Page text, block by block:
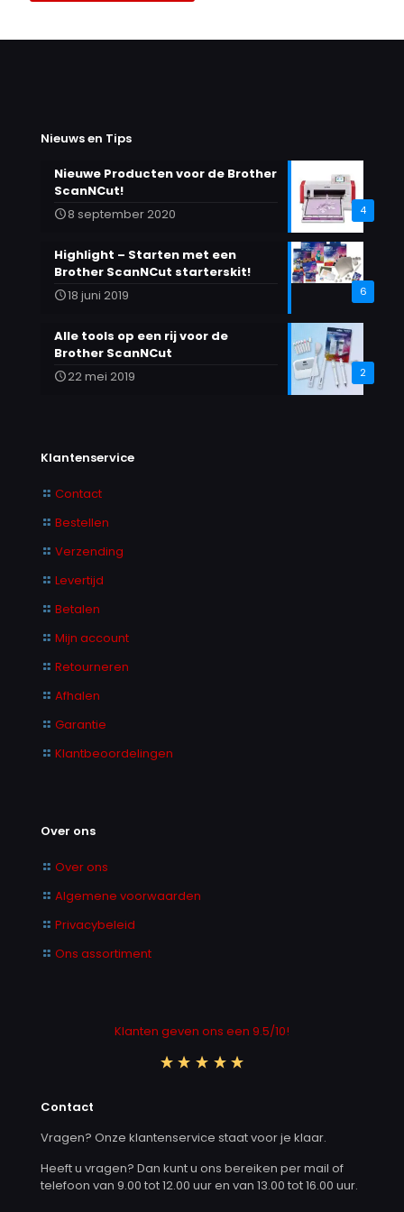
Nieuws en Tips
4
Nieuwe Producten voor de Brother
ScanNCut!
8 september 2020
6
Highlight – Starten met een
Brother ScanNCut starterskit!
18 juni 2019
2
Alle tools op een rij voor de
Brother ScanNCut
22 mei 2019
Klantenservice
Contact
Bestellen
Verzending
Levertijd
Betalen
Mijn account
Retourneren
Afhalen
Garantie
Klantbeoordelingen
Over ons
Over ons
Algemene voorwaarden
Privacybeleid
Ons assortiment
Klanten geven ons een 9.5/10!
Contact
Vragen? Onze klantenservice staat voor je klaar.
Heeft u vragen? Dan kunt u ons bereiken per mail of
telefoon van 9.00 tot 12.00 uur en van 13.00 tot 16.00 uur.